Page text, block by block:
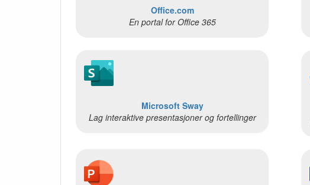
Office.com
En portal for Office 365
Microsoft Sway
Lag interaktive presentasjoner og fortellinger